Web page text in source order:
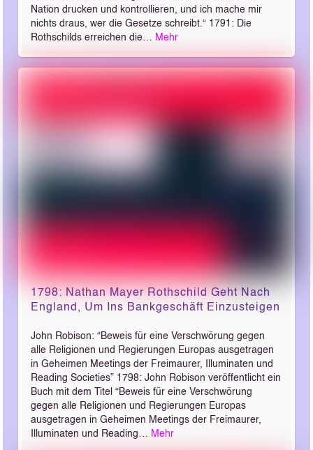
Nation drucken und kontrollieren, und ich mache mir
nichts draus, wer die Gesetze schreibt.“ 1791: Die
Rothschilds erreichen die… Mehr
1798: Nathan Mayer Rothschild Geht Nach
England, Um Ins Bankgeschäft Einzusteigen
John Robison: “Beweis für eine Verschwörung gegen
alle Religionen und Regierungen Europas ausgetragen
in Geheimen Meetings der Freimaurer, Illuminaten und
Reading Societies” 1798: John Robison veröffentlicht ein
Buch mit dem Titel “Beweis für eine Verschwörung
gegen alle Religionen und Regierungen Europas
ausgetragen in Geheimen Meetings der Freimaurer,
Illuminaten und Reading… Mehr